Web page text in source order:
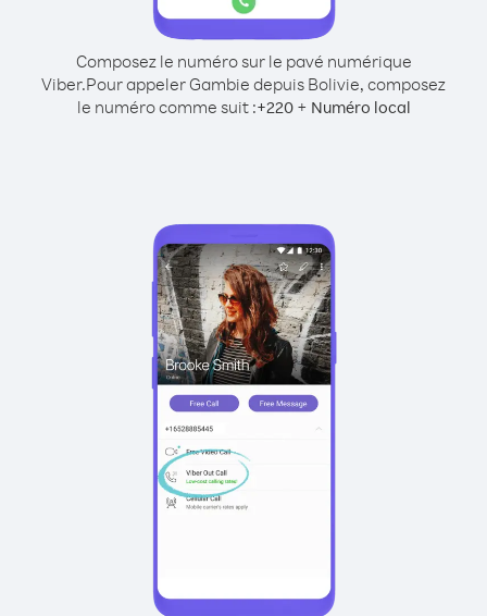
Composez le numéro sur le pavé numérique
Viber.Pour appeler Gambie depuis Bolivie, composez
le numéro comme suit :+220+ Numéro local